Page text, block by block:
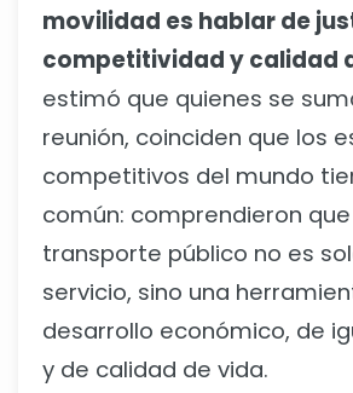
movilidad es hablar de
competitividad y calidad
estimó que quienes se
reunión, coinciden que los
competitivos del mundo
común: comprendieron
transporte público no es
servicio, sino una
desarrollo económico, de
y de calidad de vida.